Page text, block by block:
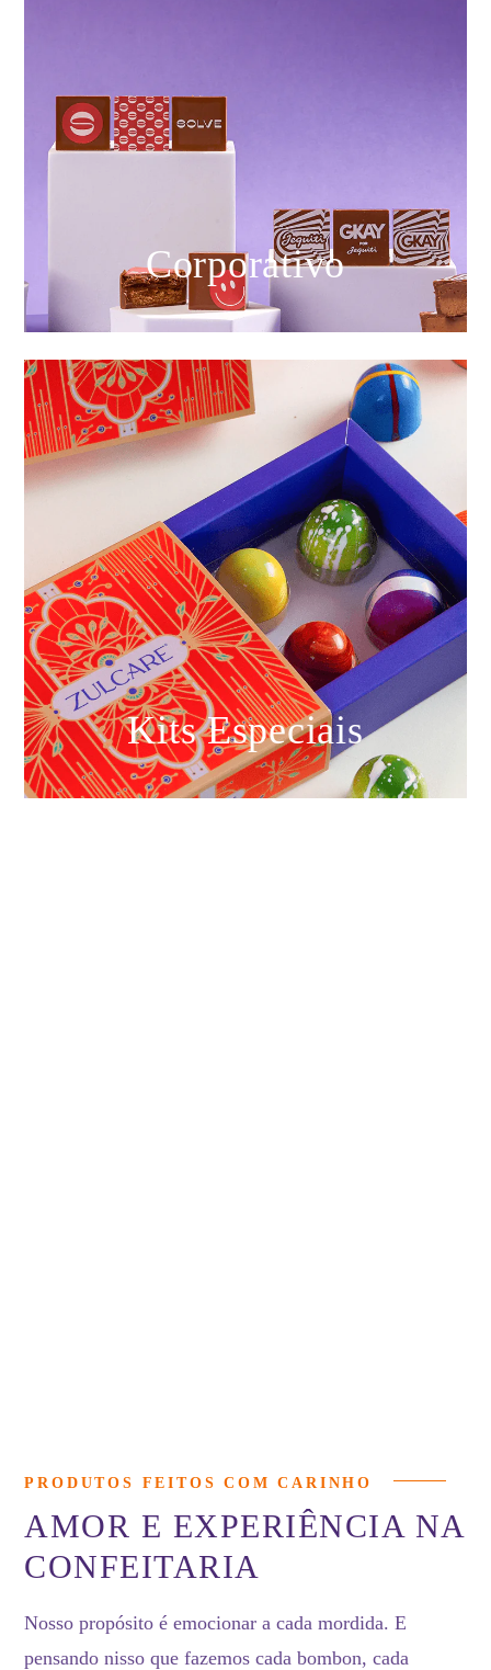
Corporativo
Kits Especiais
PRODUTOS FEITOS COM CARINHO
AMOR E EXPERIÊNCIA NA
CONFEITARIA
Nosso propósito é emocionar a cada mordida. E
pensando nisso que fazemos cada bombon, cada